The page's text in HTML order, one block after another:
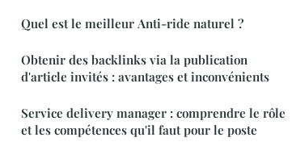
Quel est le meilleur Anti-ride naturel ?
Obtenir des backlinks via la publication
d'article invités : avantages et inconvénients
Service delivery manager : comprendre le rôle
et les compétences qu'il faut pour le poste